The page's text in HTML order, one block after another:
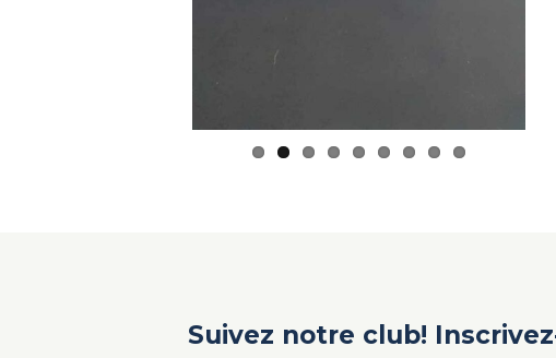
Suivez notre club!